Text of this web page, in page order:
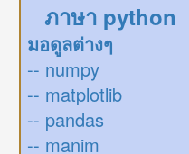
ภาษา python
มอดูลต่างๆ
-- numpy
-- matplotlib
-- pandas
-- manim